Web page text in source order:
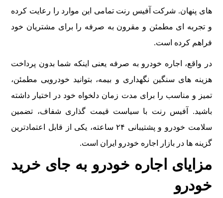
های پنهان. شرکت آفیس رنت تمامی این موارد را رعایت کرده
و تجربه ای مطمئن و مقرون به صرفه را برای مشتریان خود
فراهم کرده است.
در واقع، اجاره خودرو به صرفه یعنی اینکه شما بدون پرداخت
هزینه های سنگین نگهداری و بیمه، بتوانید خودرویی مطمئن،
تمیز و مناسب را برای مدت زمان دلخواه خود در اختیار داشته
باشید. آفیس رنت با سیاست قیمت گذاری شفاف، تضمین
سلامت خودرو و پشتیبانی ۲۴ ساعته، یکی از قابل اعتمادترین
گزینه ها در بازار اجاره خودرو ایران است.
مزایای اجاره خودرو به جای خرید
خودرو